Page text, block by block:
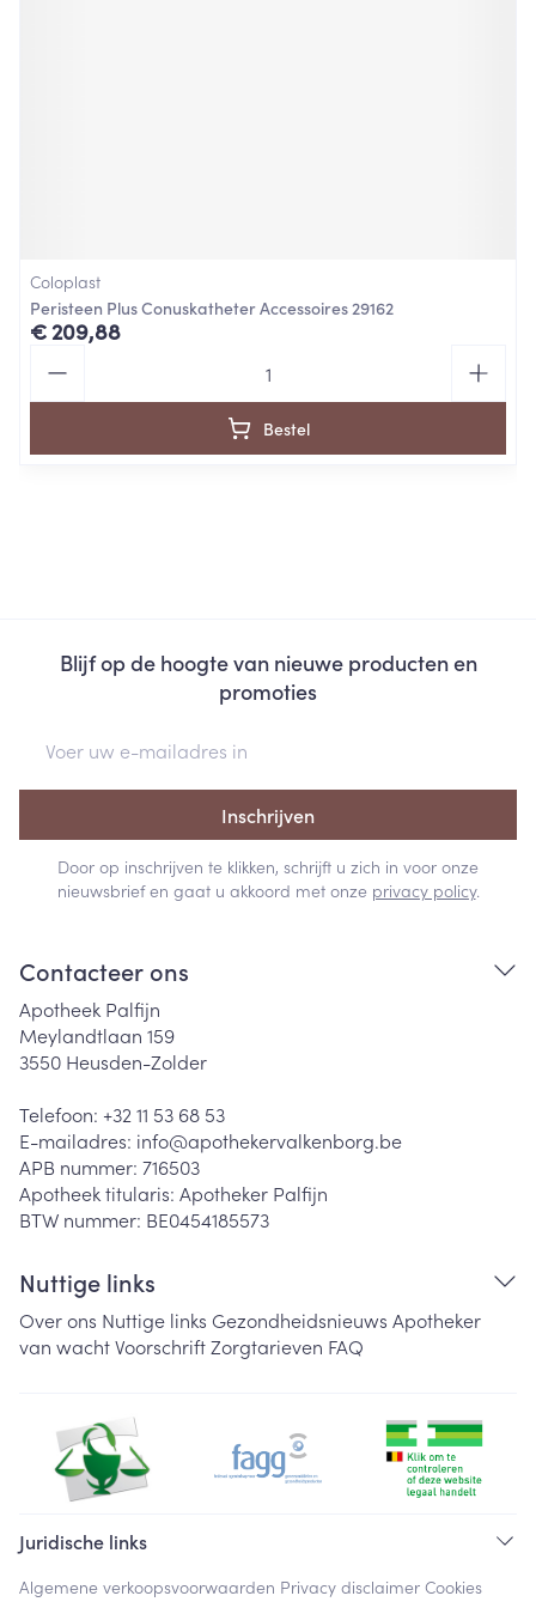
Coloplast
Peristeen Plus Conuskatheter Accessoires 29162
€ 209,88
Bestel
Blijf op de hoogte van nieuwe producten en
promoties
Inschrijven
Door op inschrijven te klikken, schrijft u zich in voor onze
nieuwsbrief en gaat u akkoord met onze privacy policy.
Contacteer ons
Apotheek Palfijn
Meylandtlaan 159
3550 Heusden-Zolder
Telefoon: +32 11 53 68 53
E-mailadres: info@apothekervalkenborg.be
APB nummer: 716503
Apotheek titularis: Apotheker Palfijn
BTW nummer: BE0454185573
Nuttige links
Over ons Nuttige links Gezondheidsnieuws Apotheker
van wachtVoorschriftZorgtarieven FAQ
Juridische links
Algemene verkoopsvoorwaarden Privacy disclaimer Cookies